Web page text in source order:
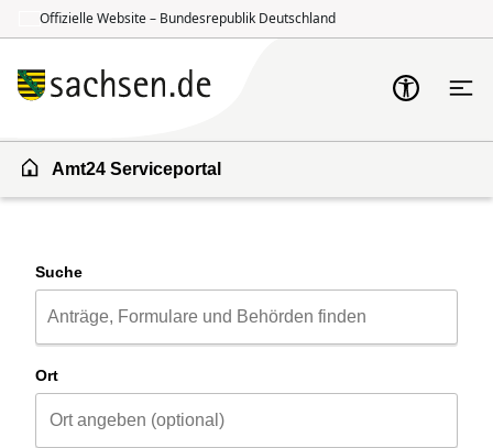
Offizielle Website – Bundesrepublik Deutschland
Amt24 Serviceportal
Suche
Ort